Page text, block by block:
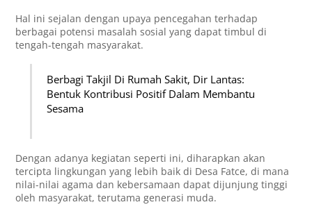
Hal ini sejalan dengan upaya pencegahan terhadap
berbagai potensi masalah sosial yang dapat timbul di
tengah-tengah masyarakat.
Berbagi Takjil Di Rumah Sakit, Dir Lantas:
Bentuk Kontribusi Positif Dalam Membantu
Sesama
Dengan adanya kegiatan seperti ini, diharapkan akan
tercipta lingkungan yang lebih baik di Desa Fatce, di mana
nilai-nilai agama dan kebersamaan dapat dijunjung tinggi
oleh masyarakat, terutama generasi muda.